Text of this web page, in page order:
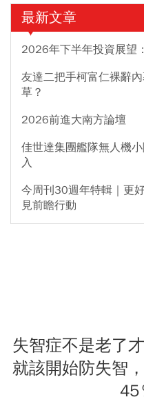
最新文章
2026年下半年投資展望
友達二把手柯富仁裸辭
草？
2026前進大南方論壇
佳世達集團艦隊無人機
入
今周刊30週年特輯｜更
見前瞻行動
失智症不是老了
就該開始防失智
45